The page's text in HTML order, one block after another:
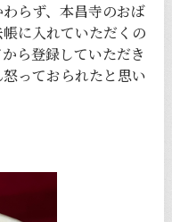
らず、本昌寺のおば
に入れていただくの
ら登録していただき
っておられたと思い